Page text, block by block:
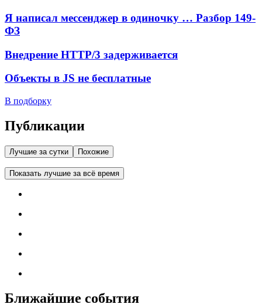
Я написал мессенджер в одиночку … Разбор 149-
ФЗ
Внедрение HTTP/3 задерживается
Объекты в JS не бесплатные
В подборку
Публикации
Лучшие за сутки Похожие
Показать лучшие за всё время
Ближайшие события